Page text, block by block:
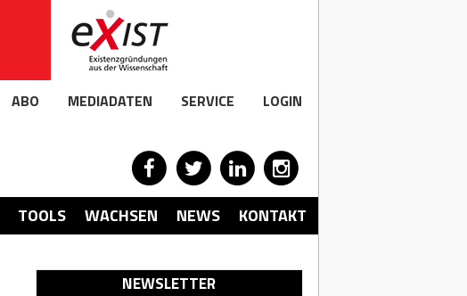
ABO MEDIADATEN SERVICE LOGIN
TOOLS WACHSEN NEWS KONTAKT
NEWSLETTER